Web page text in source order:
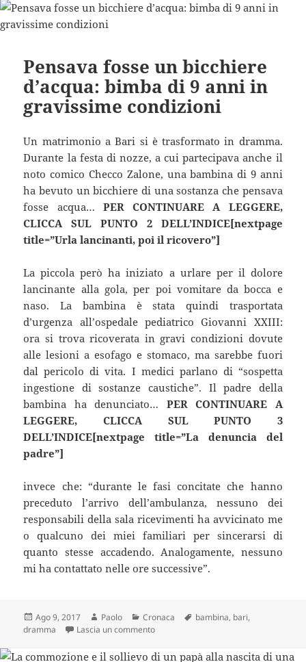
Pensava fosse un bicchiere
d’acqua: bimba di 9 anni in
gravissime condizioni
Un matrimonio a Bari si è trasformato in dramma.
Durante la festa di nozze, a cui partecipava anche il
noto comico Checco Zalone, una bambina di 9 anni
ha bevuto un bicchiere di una sostanza che pensava
fosse acqua… PER CONTINUARE A LEGGERE,
CLICCA SUL PUNTO 2 DELL’INDICE[nextpage
title=”Urla lancinanti, poi il ricovero”]
La piccola però ha iniziato a urlare per il dolore
lancinante alla gola, per poi vomitare da bocca e
naso. La bambina è stata quindi trasportata
d’urgenza all’ospedale pediatrico Giovanni XXIII:
ora si trova ricoverata in gravi condizioni dovute
alle lesioni a esofago e stomaco, ma sarebbe fuori
dal pericolo di vita. I medici parlano di “sospetta
ingestione di sostanze caustiche”. Il padre della
bambina ha denunciato… PER CONTINUARE A
LEGGERE, CLICCA SUL PUNTO 3
DELL’INDICE[nextpage title=”La denuncia del
padre”]
invece che: “durante le fasi concitate che hanno
preceduto l’arrivo dell’ambulanza, nessuno dei
responsabili della sala ricevimenti ha avvicinato me
o qualcuno dei miei familiari per sincerarsi di
quanto stesse accadendo. Analogamente, nessuno
mi ha contattato nelle ore successive”.
Scritto
il
Ago 9, 2017 Autore
Paolo Categorie
Cronaca Tag
bambina, bari,
dramma
Lascia un commentosu Pensava fosse un bicchiere